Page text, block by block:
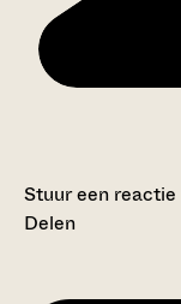
Stuur een
Delen